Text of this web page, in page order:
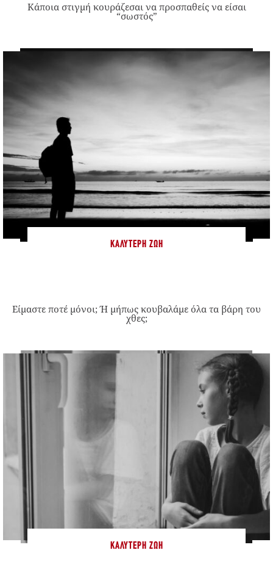
Κάποια στιγμή κουράζεσαι να προσπαθείς να είσαι
“σωστός”
ΚΑΛΎΤΕΡΗ ΖΩΉ
Είμαστε ποτέ μόνοι; Ή μήπως κουβαλάμε όλα τα βάρη του
χθες;
ΚΑΛΎΤΕΡΗ ΖΩΉ